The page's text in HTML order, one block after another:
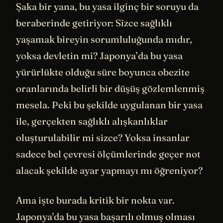
Şaka bir yana, bu yasa ilginç bir soruyu da
beraberinde getiriyor: Sizce sağlıklı
yaşamak bireyin sorumluluğunda mıdır,
yoksa devletin mi? Japonya’da bu yasa
yürürlükte olduğu süre boyunca obezite
oranlarında belirli bir düşüş gözlemlenmiş
mesela. Peki bu şekilde uygulanan bir yasa
ile, gerçekten sağlıklı alışkanlıklar
oluşturulabilir mi sizce? Yoksa insanlar
sadece bel çevresi ölçümlerinde geçer not
alacak şekilde ayar yapmayı mı öğreniyor?
Ama işte burada kritik bir nokta var.
Japonya'da bu yasa başarılı olmuş olması